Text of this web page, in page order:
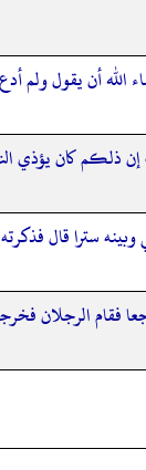
أن يقول ولم
إن ذلكم كان يؤذي
سترا قال
فقام الرجلان فخرجا